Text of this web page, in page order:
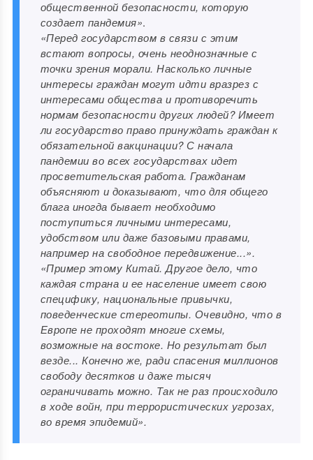
общественной безопасности, которую
создает пандемия».
«Перед государством в связи с этим
встают вопросы, очень неоднозначные с
точки зрения морали. Насколько личные
интересы граждан могут идти вразрез с
интересами общества и противоречить
нормам безопасности других людей? Имеет
ли государство право принуждать граждан к
обязательной вакцинации? С начала
пандемии во всех государствах идет
просветительская работа. Гражданам
объясняют и доказывают, что для общего
блага иногда бывает необходимо
поступиться личными интересами,
удобством или даже базовыми правами,
например на свободное передвижение...».
«Пример этому Китай. Другое дело, что
каждая страна и ее население имеет свою
специфику, национальные привычки,
поведенческие стереотипы. Очевидно, что в
Европе не проходят многие схемы,
возможные на востоке. Но результат был
везде... Конечно же, ради спасения миллионов
свободу десятков и даже тысяч
ограничивать можно. Так не раз происходило
в ходе войн, при террористических угрозах,
во время эпидемий».